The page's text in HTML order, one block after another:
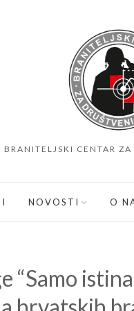
BRANITELJSKI CENTAR
NOVOSTI O
“Samo